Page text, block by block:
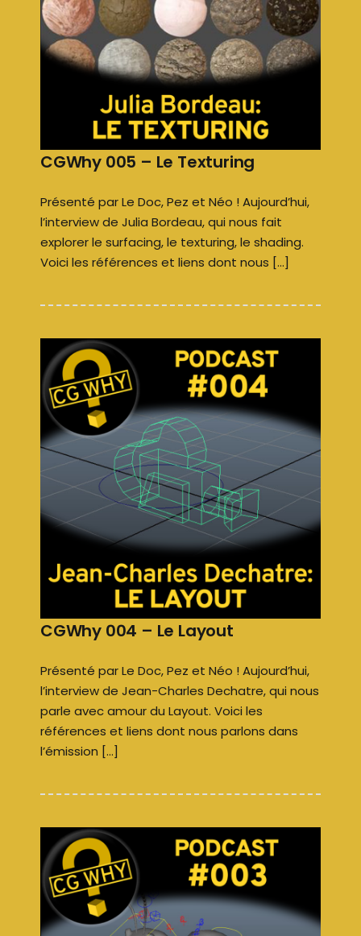
CGWhy 005 – Le Texturing
Présenté par Le Doc, Pez et Néo ! Aujourd’hui,
l’interview de Julia Bordeau, qui nous fait
explorer le surfacing, le texturing, le shading.
Voici les références et liens dont nous […]
CGWhy 004 – Le Layout
Présenté par Le Doc, Pez et Néo ! Aujourd’hui,
l’interview de Jean-Charles Dechatre, qui nous
parle avec amour du Layout. Voici les
références et liens dont nous parlons dans
l’émission […]